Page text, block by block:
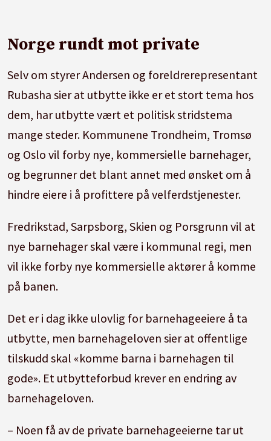
Norge rundt mot private
Selv om styrer Andersen og foreldrerepresentant
Rubasha sier at utbytte ikke er et stort tema hos
dem, har utbytte vært et politisk stridstema
mange steder. Kommunene Trondheim, Tromsø
og Oslo vil forby nye, kommersielle barnehager,
og begrunner det blant annet med ønsket om å
hindre eiere i å profittere på velferdstjenester.
Fredrikstad, Sarpsborg, Skien og Porsgrunn vil at
nye barnehager skal være i kommunal regi, men
vil ikke forby nye kommersielle aktører å komme
på banen.
Det er i dag ikke ulovlig for barnehageeiere å ta
utbytte, men barnehageloven sier at offentlige
tilskudd skal «komme barna i barnehagen til
gode». Et utbytteforbud krever en endring av
barnehageloven.
– Noen få av de private barnehageeierne tar ut